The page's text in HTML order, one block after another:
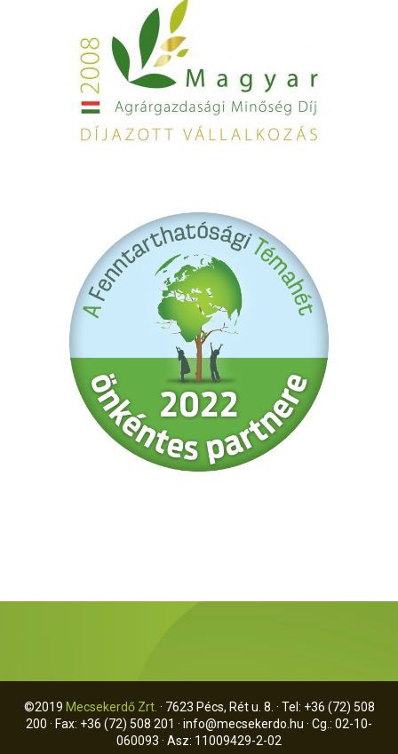
©2019 Mecsekerdő Zrt. · 7623 Pécs, Rét u. 8. · Tel: +36 (72) 508
200 · Fax: +36 (72) 508 201 · info@mecsekerdo.hu · Cg.: 02-10-
060093 · Asz: 11009429-2-02